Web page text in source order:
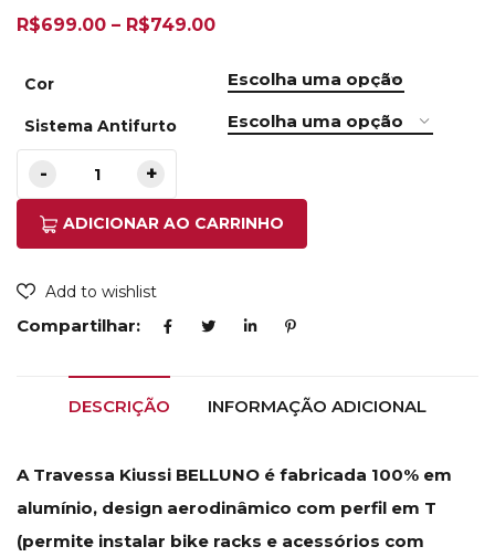
R$699.00 – R$749.00
Cor
Sistema Antifurto
ADICIONAR AO CARRINHO
Add to wishlist
Compartilhar:
DESCRIÇÃO INFORMAÇÃO ADICIONAL
A Travessa Kiussi BELLUNO é fabricada 100% em
alumínio, design aerodinâmico com perfil em T
(permite instalar bike racks e acessórios com